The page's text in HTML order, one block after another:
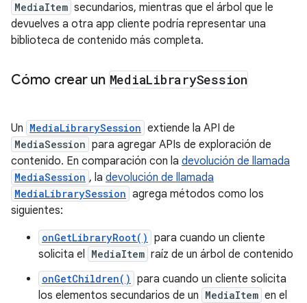
MediaItem secundarios, mientras que el árbol que le
devuelves a otra app cliente podría representar una
biblioteca de contenido más completa.
Cómo crear un MediaLibrarySession
Un MediaLibrarySession extiende la API de
MediaSession para agregar APIs de exploración de
contenido. En comparación con la devolución de llamada
MediaSession , la devolución de llamada
MediaLibrarySession agrega métodos como los
siguientes:
onGetLibraryRoot() para cuando un cliente
solicita el MediaItem raíz de un árbol de contenido
onGetChildren() para cuando un cliente solicita
los elementos secundarios de un MediaItem en el